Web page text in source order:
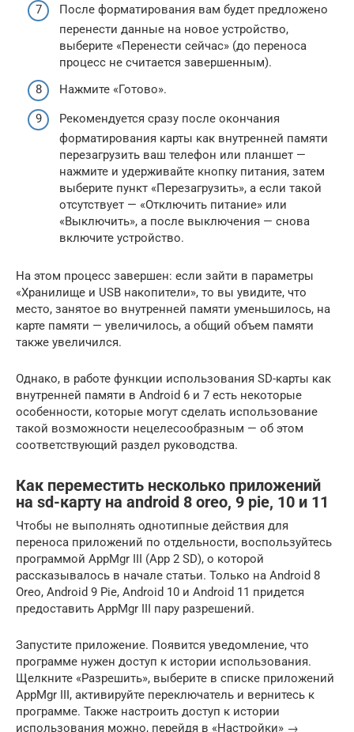
После форматирования вам будет предложено
перенести данные на новое устройство,
выберите «Перенести сейчас» (до переноса
процесс не считается завершенным).
Нажмите «Готово».
Рекомендуется сразу после окончания
форматирования карты как внутренней памяти
перезагрузить ваш телефон или планшет —
нажмите и удерживайте кнопку питания, затем
выберите пункт «Перезагрузить», а если такой
отсутствует — «Отключить питание» или
«Выключить», а после выключения — снова
включите устройство.
На этом процесс завершен: если зайти в параметры
«Хранилище и USB накопители», то вы увидите, что
место, занятое во внутренней памяти уменьшилось, на
карте памяти — увеличилось, а общий объем памяти
также увеличился.
Однако, в работе функции использования SD-карты как
внутренней памяти в Android 6 и 7 есть некоторые
особенности, которые могут сделать использование
такой возможности нецелесообразным — об этом
соответствующий раздел руководства.
Как переместить несколько приложений
на sd-карту на android 8 oreo, 9 pie, 10 и 11
Чтобы не выполнять однотипные действия для
переноса приложений по отдельности, воспользуйтесь
программой AppMgr III (App 2 SD), о которой
рассказывалось в начале статьи. Только на Android 8
Oreo, Android 9 Pie, Android 10 и Android 11 придется
предоставить AppMgr III пару разрешений.
Запустите приложение. Появится уведомление, что
программе нужен доступ к истории использования.
Щелкните «Разрешить», выберите в списке приложений
AppMgr III, активируйте переключатель и вернитесь к
программе. Также настроить доступ к истории
использования можно, перейдя в «Настройки» →